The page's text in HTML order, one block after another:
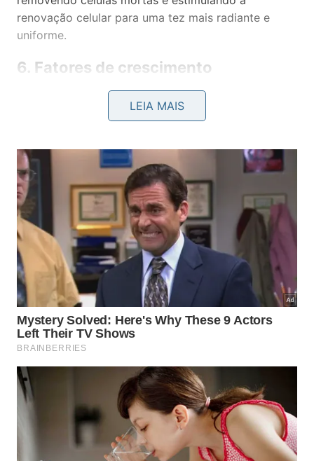
renovação celular para uma tez mais radiante e
uniforme.
6. Fatores de crescimento
Os fatores de crescimento são proteínas que podem
ajudar a regenerar e
a pele danificada,
firmeza e a elasticidade da pele.
“Para peles maduras, é importante escolher
produtos formulados com ativos nanotecnológicos
que abordem os sinais visíveis de envelhecimento”,
afirma Talita Bovi, que acrescenta: “Ao incorporar
LEIA MAIS